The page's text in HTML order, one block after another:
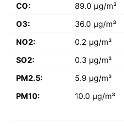
CO:
89.0 µg/m³
O3:
36.0 µg/m³
NO2:
0.2 µg/m³
SO2:
0.3 µg/m³
PM2.5:
5.9 µg/m³
PM10:
10.0 µg/m³